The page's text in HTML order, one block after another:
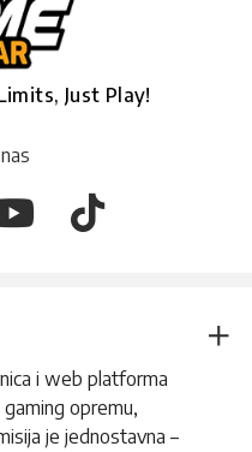
Just Play!
i web platforma
opremu,
je jednostavna –